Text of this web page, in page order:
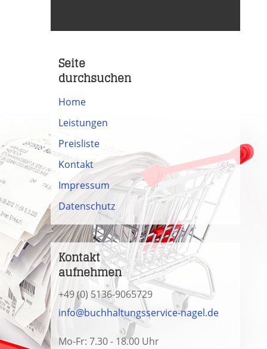
Seite
durchsuchen
Home
Leistungen
Preisliste
Kontakt
Impressum
Datenschutz
Kontakt
aufnehmen
+49 (0) 5136-9065729
info@buchhaltungsservice-nagel.de
Mo-Fr: 7.30 - 18.00 Uhr